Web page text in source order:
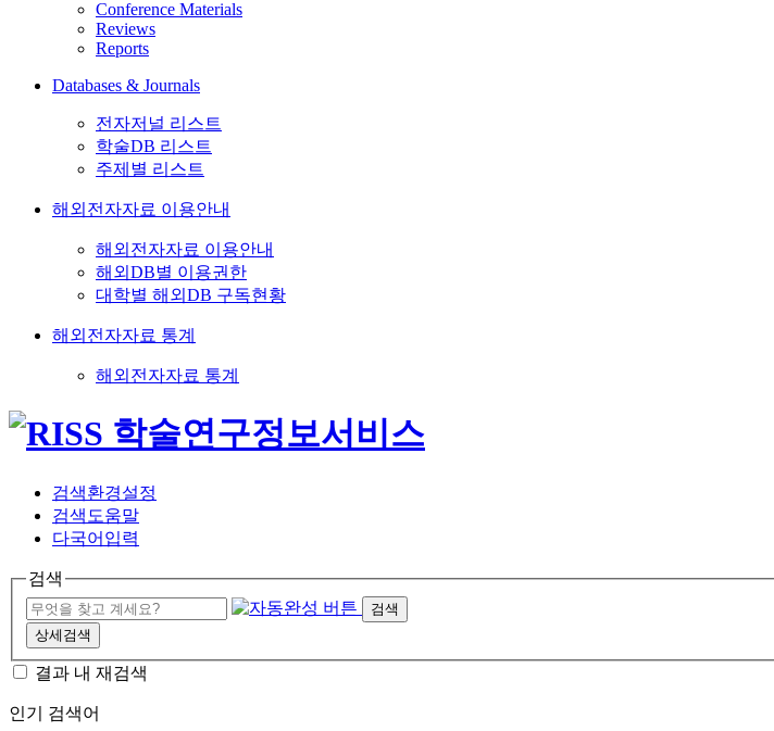
Conference Materials
Reviews
Reports
Databases & Journals
전자저널 리스트
학술DB 리스트
주제별 리스트
해외전자자료 이용안내
해외전자자료 이용안내
해외DB별 이용권한
대학별 해외DB 구독현황
해외전자자료 통계
해외전자자료 통계
검색환경설정
검색도움말
다국어입력
검색
검색
상세검색
결과 내 재검색
인기 검색어